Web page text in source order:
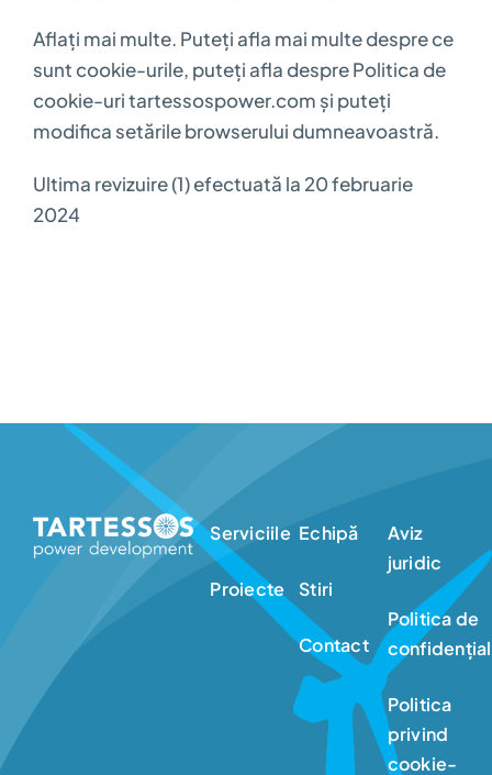
Aflați mai multe. Puteți afla mai multe despre ce
sunt cookie-urile, puteți afla despre Politica de
cookie-uri tartessospower.com și puteți
modifica setările browserului dumneavoastră.
Ultima revizuire (1) efectuată la 20 februarie
2024
Serviciile
Proiecte
Echipă
Stiri
Contact
Aviz
juridic
Politica de
Politica
privind
cookie-